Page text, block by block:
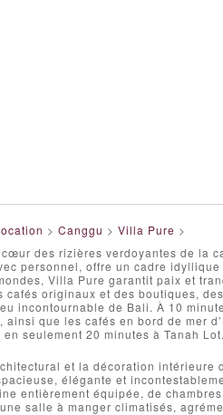
> Canggu > Villa Pure >
des rizières verdoyantes de la
personnel, offre un cadre
Villa Pure garantit paix et
cafés originaux et des boutiques,
incontournable de Bali. À 10
ainsi que les cafés en bord de mer
seulement 20 minutes à Tanah
et la décoration intérieure
élégante et
entièrement équipée, de
salle à manger climatisés,